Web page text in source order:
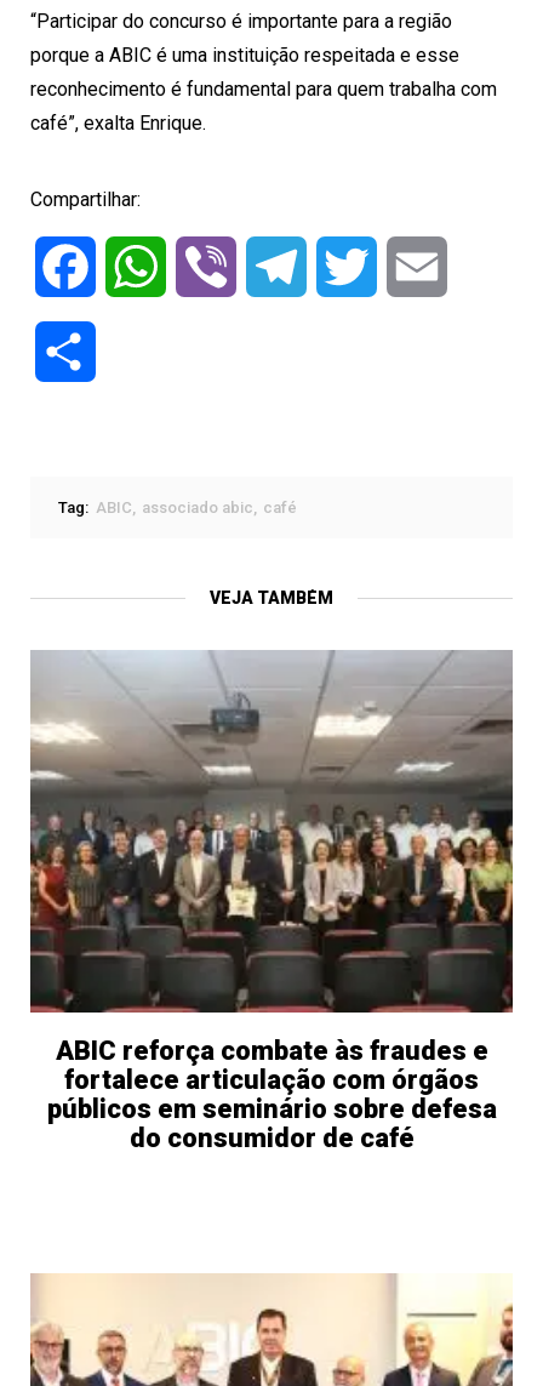
“Participar do concurso é importante para a região
porque a ABIC é uma instituição respeitada e esse
reconhecimento é fundamental para quem trabalha com
café”, exalta Enrique.
Compartilhar:
Facebook WhatsApp Viber Telegram Twitter
Tag: ABIC associado abic café
VEJA TAMBÉM
ABIC reforça combate às fraudes e
fortalece articulação com órgãos
públicos em seminário sobre defesa
do consumidor de café